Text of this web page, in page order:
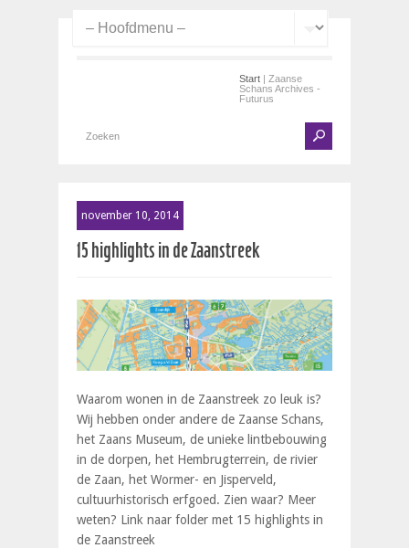
Start | Zaanse
Schans Archives -
Futurus
november 10, 2014
15 highlights in de Zaanstreek
Waarom wonen in de Zaanstreek zo leuk is?
Wij hebben onder andere de Zaanse Schans,
het Zaans Museum, de unieke lintbebouwing
in de dorpen, het Hembrugterrein, de rivier
de Zaan, het Wormer- en Jisperveld,
cultuurhistorisch erfgoed. Zien waar? Meer
weten? Link naar folder met 15 highlights in
de Zaanstreek